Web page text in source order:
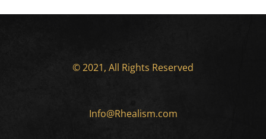
© 2021, All Rights Reserved
Info@Rhealism.com